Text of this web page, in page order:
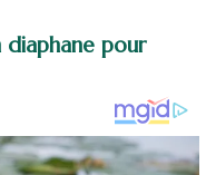
diaphane pour